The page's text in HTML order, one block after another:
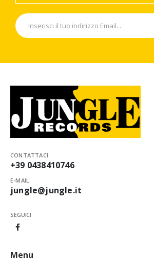
CONTATTACI:
+39 0438410746
E-MAIL:
jungle@jungle.it
SEGUICI
Menu